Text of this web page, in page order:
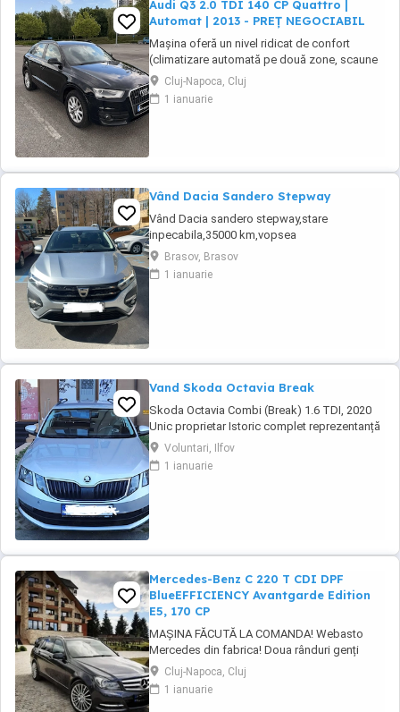
Audi Q3 2.0 TDI 140 CP Quattro |
Automat | 2013 - PREȚ NEGOCIABIL
Mașina oferă un nivel ridicat de confort
(climatizare automată pe două zone, scaune
față încălzite, volan multifuncțional îmbrăcat
în piele, cruise control, sistem start stop,
senzori de ploaie, oglinzi electrice, keyless
Cluj-Napoca, Cluj
1 ianuarie
Vând Dacia Sandero Stepway
Vând Dacia sandero stepway,stare
inpecabila,35000 km,vopsea
metalizata,navigatiedin fabrica,gpl din fabrică
incalzire in scaune ,geamuri electrice ,varianta
full option,cauciucuri noi de vara
Brasov, Brasov
1 ianuarie
Vand Skoda Octavia Break
Skoda Octavia Combi (Break) 1.6 TDI, 2020
Unic proprietar Istoric complet reprezentanță
Se vinde Skoda Octavia Combi (Break), an
fabricație 2020, în stare foarte bună de
funcționare și întreținere. Mașina a avut un
Voluntari, Ilfov
1 ianuarie
Mercedes-Benz C 220 T CDI DPF
BlueEFFICIENCY Avantgarde Edition
E5, 170 CP
MAȘINA FĂCUTĂ LA COMANDA! Webasto
Mercedes din fabrica! Doua rânduri genți
echipate. Echipament special: Faruri bi-xenon
cu distribuție adaptivă a luminii (Intelligent
Light System), sistem de asistență la
Cluj-Napoca, Cluj
1 ianuarie